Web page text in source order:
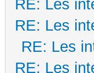
RE: Les
RE: Les
RE: Les
RE: Les